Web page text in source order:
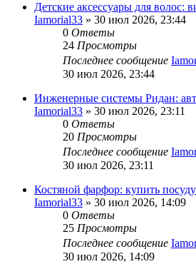
Детские аксессуары для волос:
Iamorial33 » 30 июл 2026, 23:44
0 Ответы
24 Просмотры
Последнее сообщение
30 июл 2026, 23:44
Инженерные системы Ридан:
Iamorial33 » 30 июл 2026, 23:11
0 Ответы
20 Просмотры
Последнее сообщение
30 июл 2026, 23:11
Костяной фарфор: купить
Iamorial33 » 30 июл 2026, 14:09
0 Ответы
25 Просмотры
Последнее сообщение
30 июл 2026, 14:09